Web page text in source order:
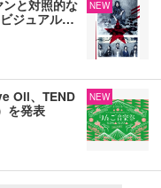
と対照的な
ジュアル…
NEW
Oil、TEND
を発表
NEW